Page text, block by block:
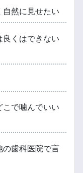
然に見せたい
良くはできない
で噛んでいい
の歯科医院で言